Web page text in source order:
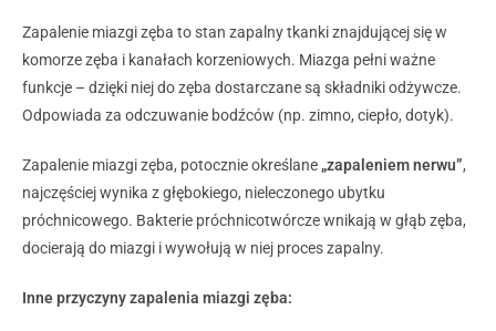
Zapalenie miazgi zęba to stan zapalny tkanki znajdującej się w
komorze zęba i kanałach korzeniowych. Miazga pełni ważne
funkcje – dzięki niej do zęba dostarczane są składniki odżywcze.
Odpowiada za odczuwanie bodźców (np. zimno, ciepło, dotyk).
Zapalenie miazgi zęba, potocznie określane „zapaleniem nerwu”,
najczęściej wynika z głębokiego, nieleczonego ubytku
próchnicowego. Bakterie próchnicotwórcze wnikają w głąb zęba,
docierają do miazgi i wywołują w niej proces zapalny.
Inne przyczyny zapalenia miazgi zęba: